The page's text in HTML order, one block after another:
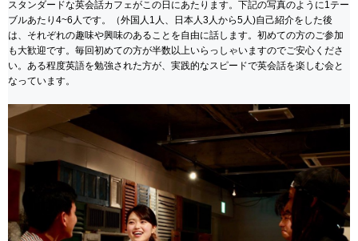
スタンダードな英会話カフェがこの日にあたります。下記の写真のように1テー
ブルあたり4~6人です。（外国人1人、日本人3人から5人)自己紹介をした後
は、それぞれの趣味や興味のあることを自由に話します。初めての方のご参加
も大歓迎です。毎回初めての方が半数以上いらっしゃいますのでご安心くださ
い。ある程度英語を勉強された方が、実践的なスピードで英会話を楽しむ会と
なっています。